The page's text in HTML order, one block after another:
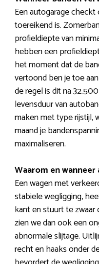
Een autogarage
toereikend is.
profieldiepte van
hebben een
het moment dat de
vertoond ben je toe
de regel is dit na
levensduur van
maken met type rijstijl,
maand je
maximaliseren.
Waarom en
Een wagen met
stabiele wegligging,
kant en stuurt te
zien we dan ook een
abnormale slijtage.
recht en haaks onder